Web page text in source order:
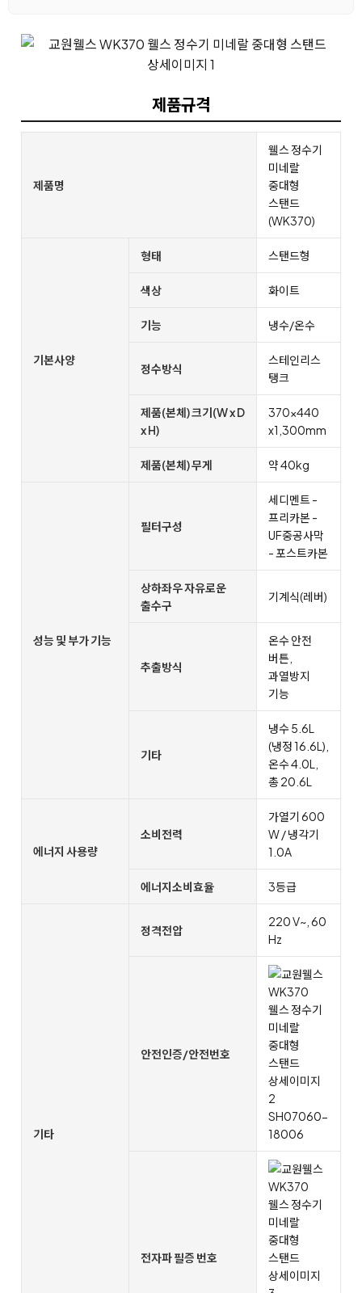
제품규격
제품명
웰스 정수기
미네랄
중대형
스탠드
(WK370)
기본사양
형태 스탠드형
색상 화이트
기능 냉수/온수
정수방식
스테인리스
탱크
제품(본체) 크기(W x D
x H)
370x440
x1,300mm
제품(본체) 무게 약 40kg
성능 및 부가 기능
필터구성
세디멘트 -
프리카본 -
UF중공사막
- 포스트카본
상하좌우 자유로운
출수구
기계식(레버)
추출방식
온수 안전
버튼,
과열방지
기능
기타
냉수 5.6L
(냉정 16.6L),
온수 4.0L,
총 20.6L
에너지 사용량
소비전력
가열기 600
W / 냉각기
1.0A
에너지소비효율 3등급
기타
정격전압
220 V~, 60
Hz
안전인증/안전번호
SH07060-
18006
전자파 필증 번호